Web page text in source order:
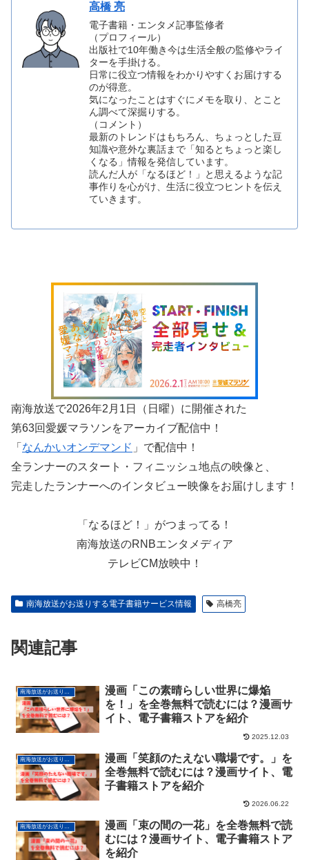
高橋 亮
電子書籍・エンタメ記事監修者
（プロフィール）
出版社で10年働き今は生活全般の監修やライ
ターを手掛ける。
日常に役立つ情報をわかりやすくお届けする
のが得意。
気になったことはすぐにメモを取り、とこと
ん調べて深掘りする。
（コメント）
最新のトレンドはもちろん、ちょっとした豆
知識や意外な裏話まで「知るとちょっと楽し
くなる」情報を発信しています。
読んだ人が「なるほど！」と思えるような記
事作りを心がけ、生活に役立つヒントを伝え
ていきます。
南海放送で2026年2月1日（日曜）に開催された
第63回愛媛マラソンをアーカイブ配信中！
「 なんかいオンデマンド 」で配信中！
全ランナーのスタート・フィニッシュ地点の映像と、
完走したランナーへのインタビュー映像をお届けします！
「なるほど！」がつまってる！
南海放送のRNBエンタメディア
テレビCM放映中！
南海放送がお送りする電子書籍サービス情報 高橋亮
関連記事
南海放送がお送りする電子書籍サービス情報
漫画「この素晴らしい世界に爆焔
を！」を全巻無料で読むには？漫画サ
イト、電子書籍ストアを紹介
2025.12.03
漫画「笑顔のたえない職場です。」を
全巻無料で読むには？漫画サイト、電
子書籍ストアを紹介
2026.06.22
南海放送がお送りする電子書籍サービス情報
漫画「束の間の一花」を全巻無料で読
むには？漫画サイト、電子書籍ストア
を紹介